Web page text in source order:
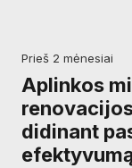
prieš 2 mėnesiai
Aplinkos
didinant